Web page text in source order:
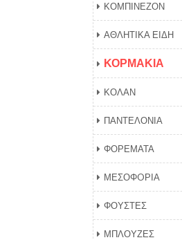
ΚΟΜΠΙΝΕΖΟΝ
ΑΘΛΗΤΙΚΑ ΕΙΔΗ
ΚΟΡΜΑΚΙΑ
ΚΟΛΑΝ
ΠΑΝΤΕΛΟΝΙΑ
ΦΟΡΕΜΑΤΑ
ΜΕΣΟΦOΡΙΑ
ΦΟΥΣΤΕΣ
ΜΠΛΟΥΖΕΣ